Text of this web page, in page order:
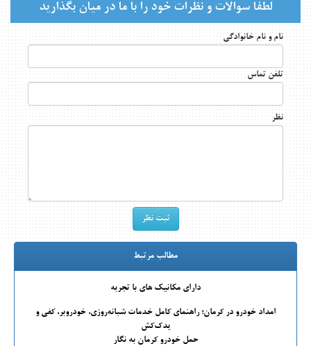
لطفا سوالات و نظرات خود را با ما در میان بگذارید
نام و نام خانوادگی
تلفن تماس
نظر
مطالب مرتبط
دارای مکانیک های با تجربه
امداد خودرو در کرمان؛ راهنمای کامل خدمات شبانه‌روزی، خودروبر، کفی و
یدک‌کش
حمل خودرو کرمان به نگار